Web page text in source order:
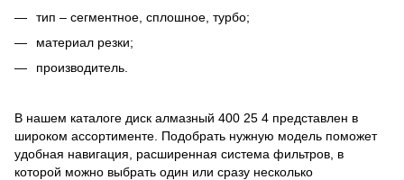
тип – сегментное, сплошное, турбо;
материал резки;
производитель.
В нашем каталоге диск алмазный 400 25 4 представлен в
широком ассортименте. Подобрать нужную модель поможет
удобная навигация, расширенная система фильтров, в
которой можно выбрать один или сразу несколько